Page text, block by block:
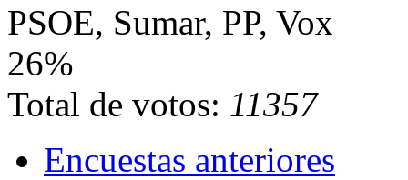
PSOE, Sumar, PP, Vox
26%
Total de votos: 11357
Encuestas anteriores